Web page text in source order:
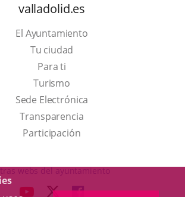
valladolid.es
El Ayuntamiento
Tu ciudad
Para ti
TurismoThis
link
will
open
a
Sede Electrónica
Transparencia
Participación
webs del ayuntamiento
LINK LINKLINK